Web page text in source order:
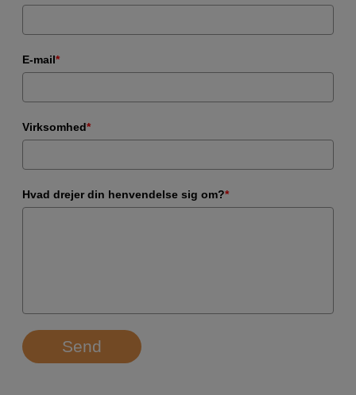
E-mail*
Virksomhed*
Hvad drejer din henvendelse sig om?*
Send